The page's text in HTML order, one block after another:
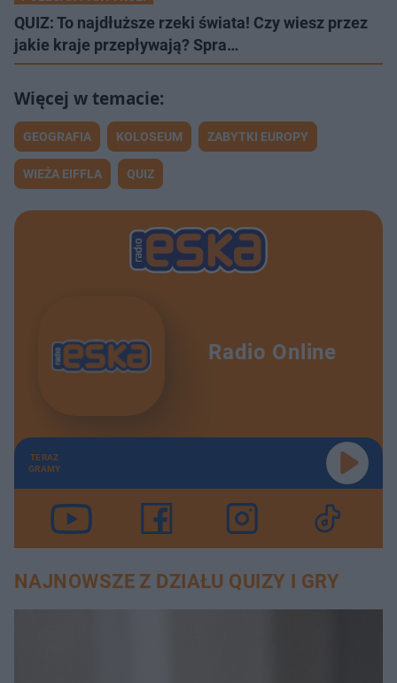
QUIZ: To najdłuższe rzeki świata! Czy wiesz przez
jakie kraje przepływają? Spra…
GEOGRAFIA KOLOSEUM ZABYTKI EUROPY
WIEŻA EIFFLA QUIZ
Radio Online
TERAZ
GRAMY
NAJNOWSZE Z DZIAŁU QUIZY I GRY